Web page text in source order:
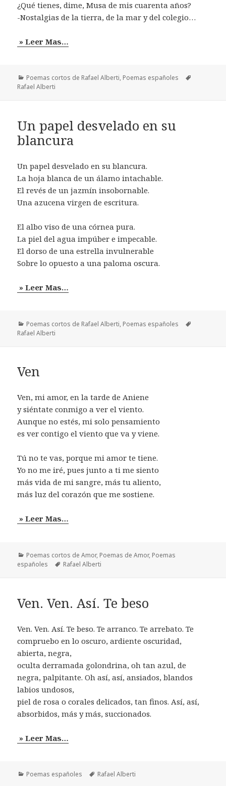
¿Qué tienes, dime, Musa de mis cuarenta años?
-Nostalgias de la tierra, de la mar y del colegio…
» Leer Mas…
Categorías
Poemas cortos de Rafael Alberti, Poemas españoles
Rafael Alberti
Un papel desvelado en su
blancura
Un papel desvelado en su blancura.
La hoja blanca de un álamo intachable.
El revés de un jazmín insobornable.
Una azucena virgen de escritura.
El albo viso de una córnea pura.
La piel del agua impúber e impecable.
El dorso de una estrella invulnerable
Sobre lo opuesto a una paloma oscura.
» Leer Mas…
Categorías
Poemas cortos de Rafael Alberti, Poemas españoles
Rafael Alberti
Ven
Ven, mi amor, en la tarde de Aniene
y siéntate conmigo a ver el viento.
Aunque no estés, mi solo pensamiento
es ver contigo el viento que va y viene.
Tú no te vas, porque mi amor te tiene.
Yo no me iré, pues junto a ti me siento
más vida de mi sangre, más tu aliento,
más luz del corazón que me sostiene.
» Leer Mas…
Categorías
Poemas cortos de Amor, Poemas de Amor, Poemas
españoles
Etiquetas
Rafael Alberti
Ven. Ven. Así. Te beso
Ven. Ven. Así. Te beso. Te arranco. Te arrebato. Te
compruebo en lo oscuro, ardiente oscuridad,
abierta, negra,
oculta derramada golondrina, oh tan azul, de
negra, palpitante. Oh así, así, ansiados, blandos
labios undosos,
piel de rosa o corales delicados, tan finos. Así, así,
absorbidos, más y más, succionados.
» Leer Mas…
Categorías
Poemas españoles Etiquetas
Rafael Alberti